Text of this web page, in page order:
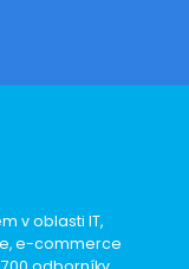
v oblasti IT,
e-commerce